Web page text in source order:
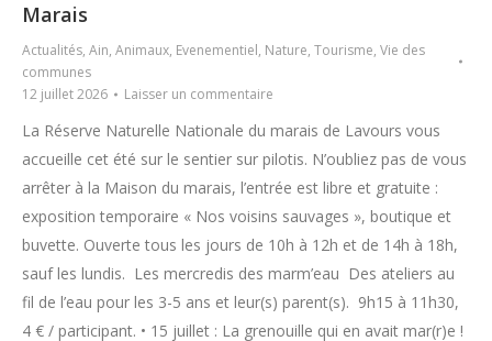
Marais
Actualités, Ain, Animaux, Evenementiel, Nature, Tourisme, Vie des
communes
12 juillet 2026
Laisser un commentaire
La Réserve Naturelle Nationale du marais de Lavours vous
accueille cet été sur le sentier sur pilotis. N’oubliez pas de vous
arrêter à la Maison du marais, l’entrée est libre et gratuite :
exposition temporaire « Nos voisins sauvages », boutique et
buvette. Ouverte tous les jours de 10h à 12h et de 14h à 18h,
sauf les lundis. Les mercredis des marm’eau Des ateliers au
fil de l’eau pour les 3-5 ans et leur(s) parent(s). 9h15 à 11h30,
4 € / participant. • 15 juillet : La grenouille qui en avait mar(r)e !